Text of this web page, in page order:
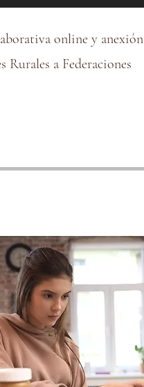
online y anexión
Rurales a Federaciones